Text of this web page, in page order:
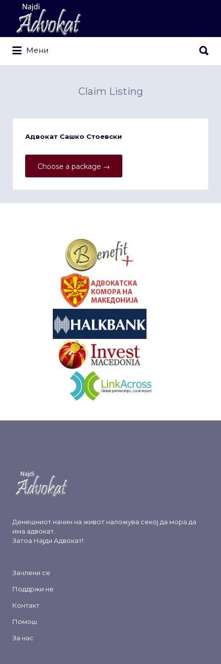
Search
for:
Мени
for:
Claim Listing
Адвокат Сашко Стоевски
Денешниот начин на живот наложува секој да мора да
има адвокат.
Затоа Најди Адвокат!
Зачлени се
Поддржи не
Контакт
Помош
За нас